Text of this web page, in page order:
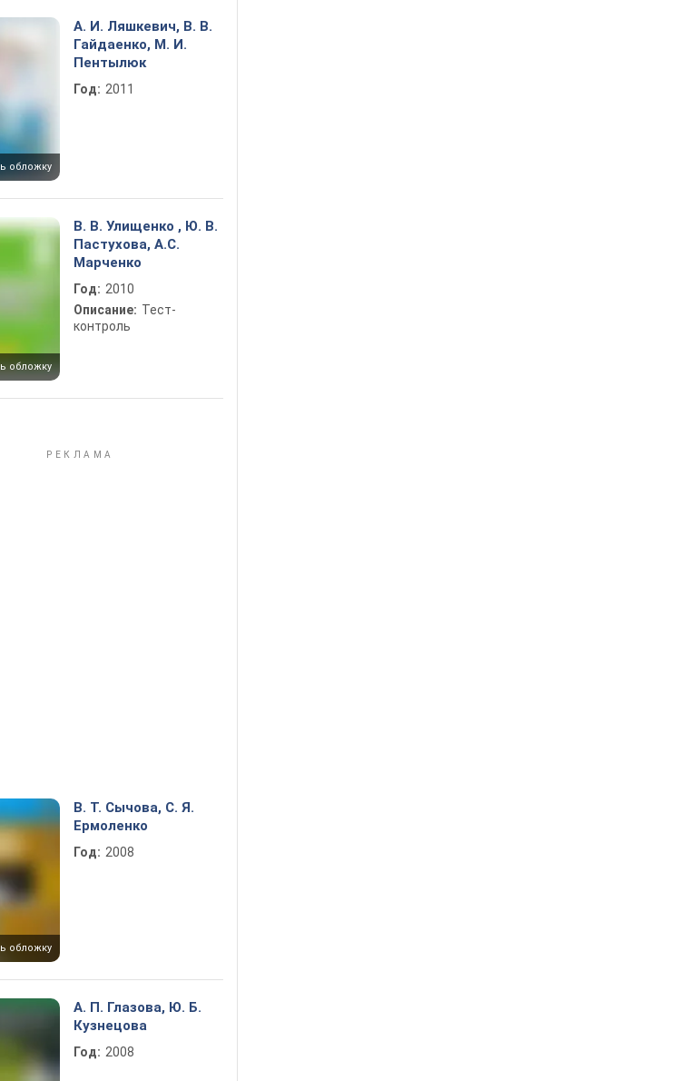
обложку
А. И. Ляшкевич, В. В.
Гайдаенко, М. И.
Пентылюк
Год: 2011
обложку
В. В. Улищенко , Ю. В.
Пастухова, А.С.
Марченко
Год: 2010
Описание: Тест-
контроль
обложку
В. Т. Сычова, С. Я.
Ермоленко
Год: 2008
А. П. Глазова, Ю. Б.
Кузнецова
Год: 2008